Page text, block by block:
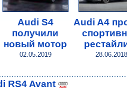
Audi S4
получили
новый мотор
02.05.2019
Audi A4
28.06.2018
RS4 Avant